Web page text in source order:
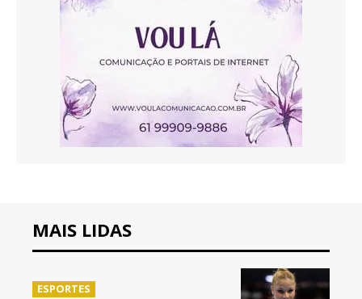
MAIS LIDAS
ESPORTES